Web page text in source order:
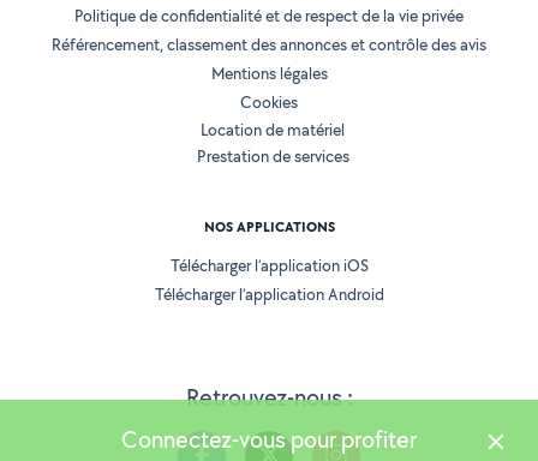
Retrouvez-nous :
Politique de confidentialité et de respect de la vie privée
Référencement, classement des annonces et contrôle des avis
Mentions légales
Cookies
Location de matériel
Prestation de services
NOS APPLICATIONS
Télécharger l’application iOS
Télécharger l’application Android
Connectez-vous pour profiter